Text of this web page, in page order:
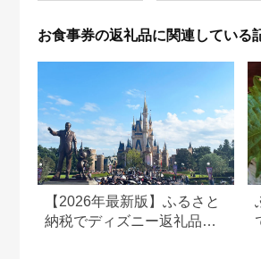
お食事券の返礼品に関連している
【2026年最新版】ふるさと
納税でディズニー返礼品は